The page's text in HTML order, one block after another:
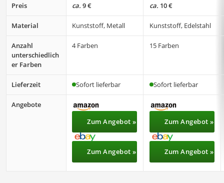
Preis ca. 9 € ca. 10 €
Material Kunststoff, Metall Kunststoff, Edelstahl
Anzahl
unterschiedlich
er Farben
4 Farben 15 Farben
Lieferzeit Sofort lieferbar Sofort lieferbar
Angebote
Zum Angebot »
Zum Angebot »
Zum Angebot »
Zum Angebot »